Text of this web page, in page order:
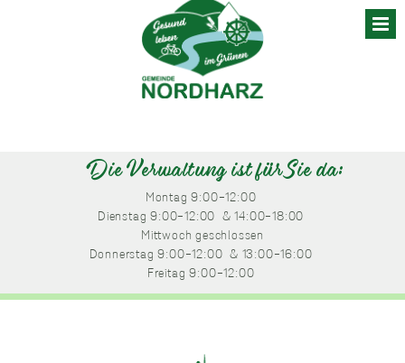
Die Verwaltung ist für Sie da:
Montag 9:00-12:00
Dienstag 9:00-12:00 & 14:00-18:00
Mittwoch geschlossen
Donnerstag 9:00-12:00 & 13:00-16:00
Freitag 9:00-12:00